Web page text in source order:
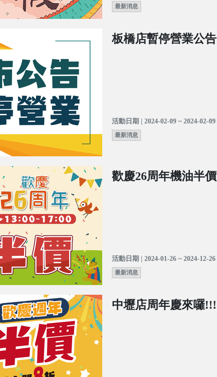
最新消息
板橋店暫停營業公告
活動日期 | 2024-02-09 ~ 2024-02-09
最新消息
歡慶26周年機油半價
活動日期 | 2024-01-26 ~ 2024-12-26
最新消息
中壢店周年慶來囉!!!